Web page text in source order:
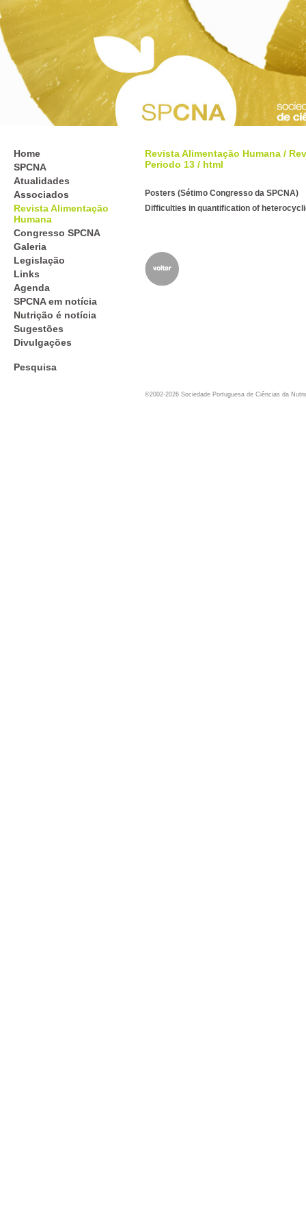
Home
SPCNA
Atualidades
Associados
Revista Alimentação
Humana
Congresso SPCNA
Galeria
Legislação
Links
Agenda
SPCNA em notícia
Nutrição é notícia
Sugestões
Divulgações
Pesquisa
Revista Alimentação Humana /
Periodo 13 / html
Posters (Sétimo Congresso da SPCNA)
Difficulties in quantification of
©2002-2026 Sociedade Portuguesa de Ciências da